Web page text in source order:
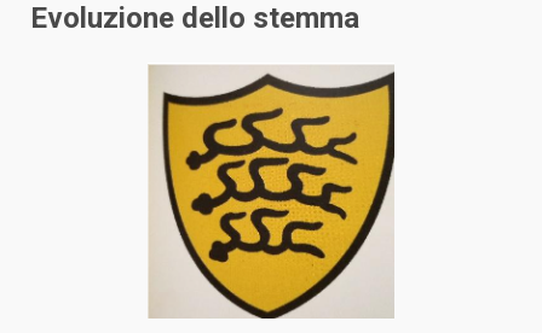
Evoluzione dello stemma